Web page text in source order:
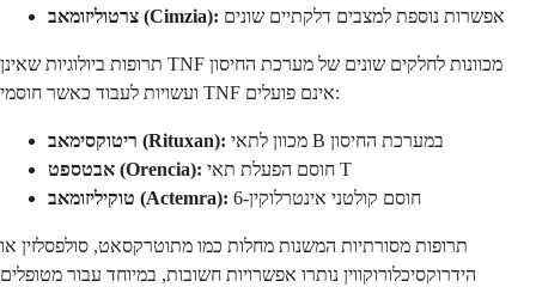
צרטוליזומאב (Cimzia): אפשרות נוספת למצבים דלקתיים שונים
תרופות ביולוגיות שאינן TNF מכוונות לחלקים שונים של מערכת החיסון
ועשויות לעבוד כאשר חוסמי TNF אינם פועלים:
ריטוקסימאב (Rituxan):
מכוון לתאי B במערכת החיסון
אבטספט (Orencia):
חוסם הפעלת תאי T
טוקיליזומאב (Actemra):
חוסם קולטני אינטרלוקין-6
תרופות מסורתיות המשנות מחלות כמו מתוטרקסאט, סולפסלזין או
הידרוקסיכלורוקווין נותרו אפשרויות חשובות, במיוחד עבור מטופלים